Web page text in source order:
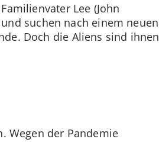
Lee (John
suchen nach einem neuen
Doch die Aliens sind ihnen
Wegen der Pandemie